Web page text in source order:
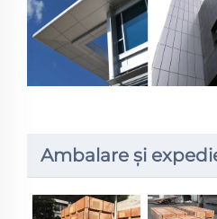
Ambalare și